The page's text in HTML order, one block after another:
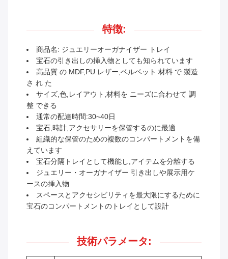
特徴:
商品名: ジュエリーオーガナイザー トレイ
宝石の引き出しの挿入物としても知られています
高品質 の MDF,PU レザー,ベルベット 材料 で 製造
さ れ た
サイズ,色,レイアウト,材料を ニーズに合わせて 調
整 できる
通常の配達時間:30~40日
宝石,時計,アクセサリーを保管するのに最適
組織的な保管のための複数のコンパートメントを備
えています
宝石分隔トレイとして機能し,アイテムを分離する
ジュエリー・オーガナイザー 引き出しや展示用ケ
ースの挿入物
スペースとアクセシビリティを最大限にするために
宝石のコンパートメントのトレイとして設計
技術パラメータ: